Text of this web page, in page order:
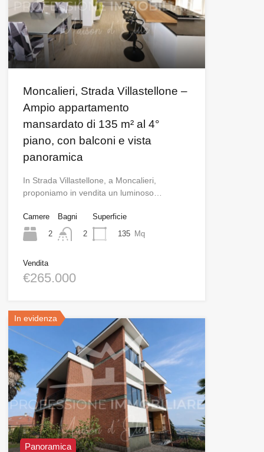
Moncalieri, Strada Villastellone –
Ampio appartamento
mansardato di 135 m² al 4°
piano, con balconi e vista
panoramica
In Strada Villastellone, a Moncalieri,
proponiamo in vendita un luminoso…
Camere
2
Bagni
2
Superficie
135
Mq
Vendita
€265.000
In evidenza
Panoramica